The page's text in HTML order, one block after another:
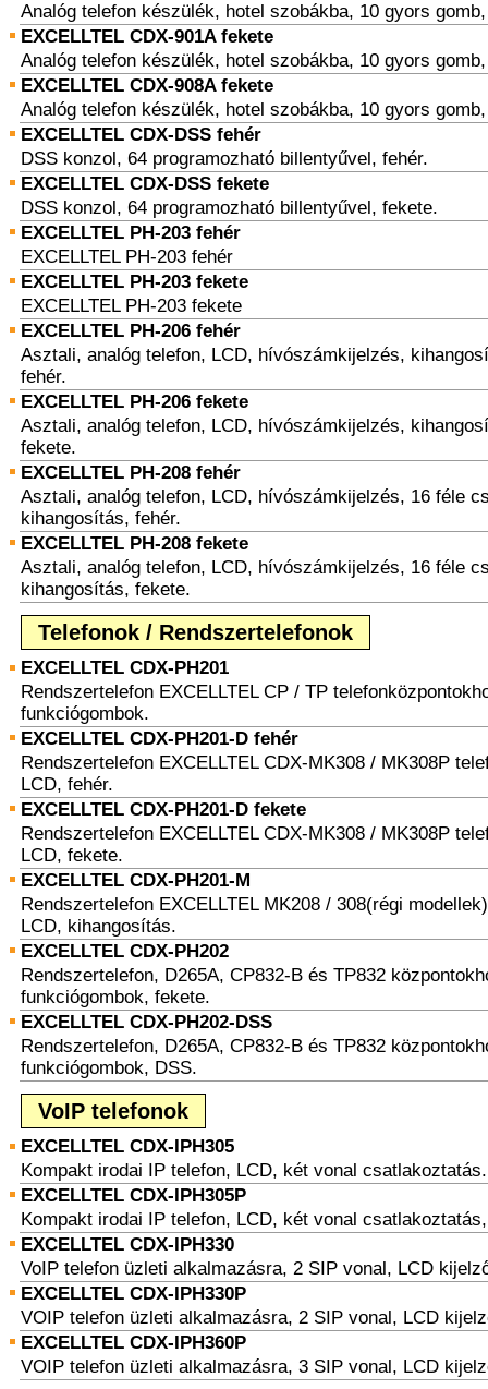
Analóg telefon készülék, hotel szobákba, 10 gyors
EXCELLTEL CDX-901A fekete
Analóg telefon készülék, hotel szobákba, 10 gyors
EXCELLTEL CDX-908A fekete
Analóg telefon készülék, hotel szobákba, 10 gyors
EXCELLTEL CDX-DSS fehér
DSS konzol, 64 programozható billentyűvel, fehér.
EXCELLTEL CDX-DSS fekete
DSS konzol, 64 programozható billentyűvel, fekete.
EXCELLTEL PH-203 fehér
EXCELLTEL PH-203 fehér
EXCELLTEL PH-203 fekete
EXCELLTEL PH-203 fekete
EXCELLTEL PH-206 fehér
Asztali, analóg telefon, LCD, hívószámkijelzés,
fehér.
EXCELLTEL PH-206 fekete
Asztali, analóg telefon, LCD, hívószámkijelzés,
fekete.
EXCELLTEL PH-208 fehér
Asztali, analóg telefon, LCD, hívószámkijelzés, 16 féle
kihangosítás, fehér.
EXCELLTEL PH-208 fekete
Asztali, analóg telefon, LCD, hívószámkijelzés, 16 féle
kihangosítás, fekete.
Telefonok / Rendszertelefonok
EXCELLTEL CDX-PH201
Rendszertelefon EXCELLTEL CP / TP
funkciógombok.
EXCELLTEL CDX-PH201-D fehér
Rendszertelefon EXCELLTEL CDX-MK308 / MK308P
LCD, fehér.
EXCELLTEL CDX-PH201-D fekete
Rendszertelefon EXCELLTEL CDX-MK308 / MK308P
LCD, fekete.
EXCELLTEL CDX-PH201-M
Rendszertelefon EXCELLTEL MK208 / 308(régi
LCD, kihangosítás.
EXCELLTEL CDX-PH202
Rendszertelefon, D265A, CP832-B és TP832
funkciógombok, fekete.
EXCELLTEL CDX-PH202-DSS
Rendszertelefon, D265A, CP832-B és TP832
funkciógombok, DSS.
VoIP telefonok
EXCELLTEL CDX-IPH305
Kompakt irodai IP telefon, LCD, két vonal csatlakoztatás.
EXCELLTEL CDX-IPH305P
Kompakt irodai IP telefon, LCD, két vonal
EXCELLTEL CDX-IPH330
VoIP telefon üzleti alkalmazásra, 2 SIP vonal, LCD
EXCELLTEL CDX-IPH330P
VOIP telefon üzleti alkalmazásra, 2 SIP vonal, LCD
EXCELLTEL CDX-IPH360P
VOIP telefon üzleti alkalmazásra, 3 SIP vonal, LCD